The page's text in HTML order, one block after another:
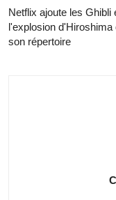
Netflix ajoute les Ghibli
l'explosion d'Hiroshima
son répertoire